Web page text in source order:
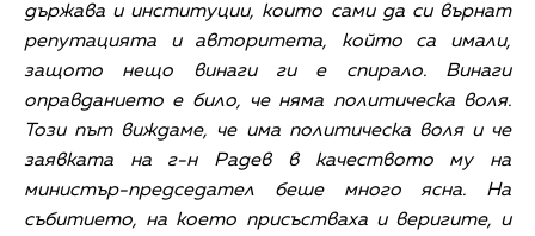
държава и институции, които сами да си върнат
репутацията и авторитета, който са имали,
защото нещо винаги ги е спирало. Винаги
оправданието е било, че няма политическа воля.
Този път виждаме, че има политическа воля и че
заявката на г-н Радев в качеството му на
министър-председател беше много ясна. На
събитието, на което присъстваха и веригите, и